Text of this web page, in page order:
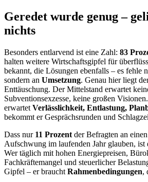
Geredet wurde genug –
nichts
Besonders entlarvend ist eine Zahl: 83
halten weitere Wirtschaftsgipfel für
bekannt, die Lösungen ebenfalls – es fehle
sondern an Umsetzung. Genau hier liegt
Enttäuschung. Der Mittelstand erwartet
Subventionsexzesse, keine großen
erwartet Verlässlichkeit, Entlastung,
bekommt er Gesprächsrunden und
Dass nur 11 Prozent der Befragten an
Aufschwung im laufenden Jahr glauben, ist
Wer täglich mit hohen Energiepreisen,
Fachkräftemangel und steuerlicher
Gipfel – er braucht Rahmenbedingungen,